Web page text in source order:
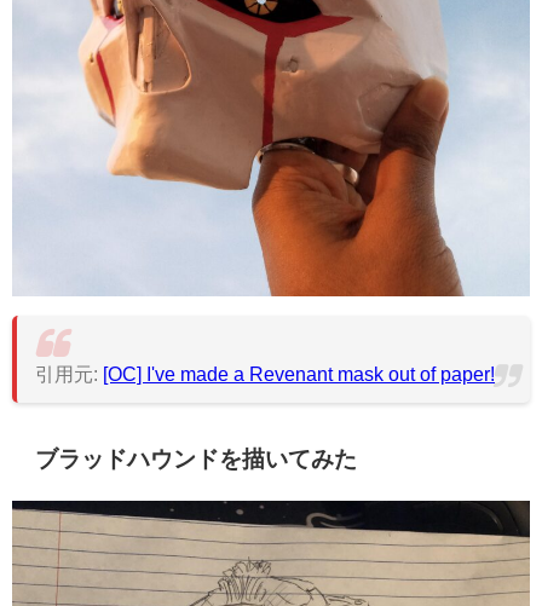
引用元: [OC] I've made a Revenant mask out of paper!
ブラッドハウンドを描いてみた